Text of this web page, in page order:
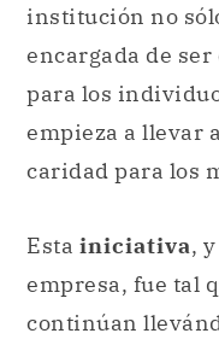
institución no
encargada de ser
para los
empieza a llevar
caridad para los
Esta iniciativa,
empresa, fue tal
continúan